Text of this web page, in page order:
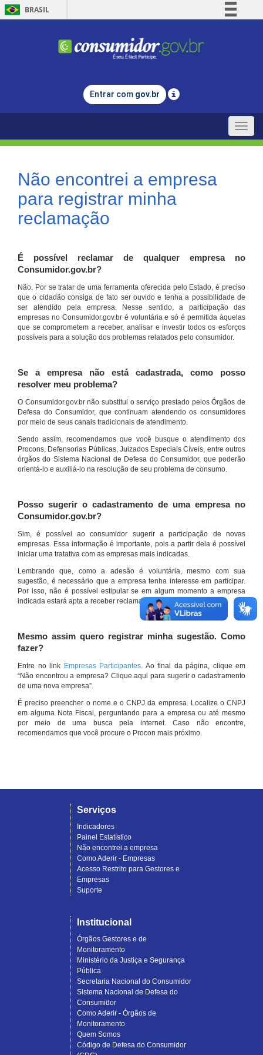
BRASIL
Comunica BR
Legislação
Entrar com gov.br
Toggle
Não encontrei a empresa
para registrar minha
reclamação
É possível reclamar de qualquer empresa no
Consumidor.gov.br?
Não. Por se tratar de uma ferramenta oferecida pelo Estado, é preciso
que o cidadão consiga de fato ser ouvido e tenha a possibilidade de
ser atendido pela empresa. Nesse sentido, a participação das
empresas no Consumidor.gov.br é voluntária e só é permitida àquelas
que se comprometem a receber, analisar e investir todos os esforços
possíveis para a solução dos problemas relatados pelo consumidor.
Se a empresa não está cadastrada, como posso
resolver meu problema?
O Consumidor.gov.br não substitui o serviço prestado pelos Órgãos de
Defesa do Consumidor, que continuam atendendo os consumidores
por meio de seus canais tradicionais de atendimento.
Sendo assim, recomendamos que você busque o atendimento dos
Procons, Defensorias Públicas, Juizados Especiais Cíveis, entre outros
órgãos do Sistema Nacional de Defesa do Consumidor, que poderão
orientá-lo e auxiliá-lo na resolução de seu problema de consumo.
Posso sugerir o cadastramento de uma empresa no
Consumidor.gov.br?
Sim, é possível ao consumidor sugerir a participação de novas
empresas. Essa informação é importante, pois a partir dela é possível
iniciar uma tratativa com as empresas mais indicadas.
Lembrando que, como a adesão é voluntária, mesmo com sua
sugestão, é necessário que a empresa tenha interesse em participar.
Por isso, não é possível estipular se em algum momento a empresa
indicada estará apta a receber reclamações por meio do site.
Mesmo assim quero registrar minha sugestão. Como
fazer?
Entre no link Empresas Participantes. Ao final da página, clique em
“Não encontrou a empresa? Clique aqui para sugerir o cadastramento
de uma nova empresa”.
É preciso preencher o nome e o CNPJ da empresa. Localize o CNPJ
em alguma Nota Fiscal, perguntando para a empresa ou até mesmo
por meio de uma busca pela internet. Caso não encontre,
recomendamos que você procure o Procon mais próximo.
Serviços
Indicadores
Painel Estatístico
Não encontrei a empresa
Como Aderir - Empresas
Acesso Restrito para Gestores e
Empresas
Suporte
Institucional
Órgãos Gestores e de
Monitoramento
Ministério da Justiça e Segurança
Pública
Secretaria Nacional do Consumidor
Sistema Nacional de Defesa do
Consumidor
Como Aderir - Órgãos de
Monitoramento
Quem Somos
Código de Defesa do Consumidor